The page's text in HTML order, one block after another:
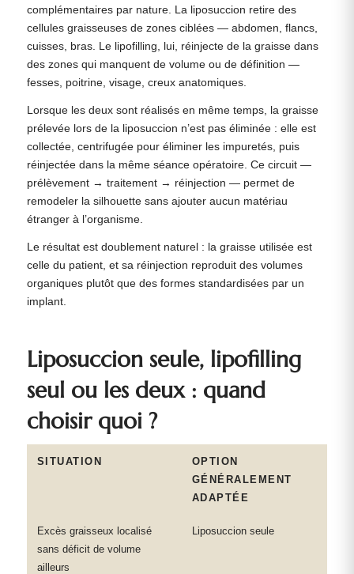
complémentaires par nature. La liposuccion retire des
cellules graisseuses de zones ciblées — abdomen, flancs,
cuisses, bras. Le lipofilling, lui, réinjecte de la graisse dans
des zones qui manquent de volume ou de définition —
fesses, poitrine, visage, creux anatomiques.
Lorsque les deux sont réalisés en même temps, la graisse
prélevée lors de la liposuccion n’est pas éliminée : elle est
collectée, centrifugée pour éliminer les impuretés, puis
réinjectée dans la même séance opératoire. Ce circuit —
prélèvement → traitement → réinjection — permet de
remodeler la silhouette sans ajouter aucun matériau
étranger à l’organisme.
Le résultat est doublement naturel : la graisse utilisée est
celle du patient, et sa réinjection reproduit des volumes
organiques plutôt que des formes standardisées par un
implant.
Liposuccion seule, lipofilling
seul ou les deux : quand
choisir quoi ?
SITUATION
OPTION
GÉNÉRALEMENT
ADAPTÉE
Excès graisseux localisé
sans déficit de volume
ailleurs
Liposuccion seule